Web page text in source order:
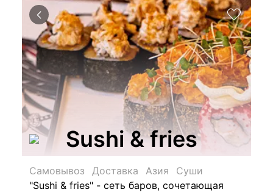
Sushi & fries
Самовывоз Доставка Азия
Суши
"Sushi & fries" - сеть баров, сочетающая